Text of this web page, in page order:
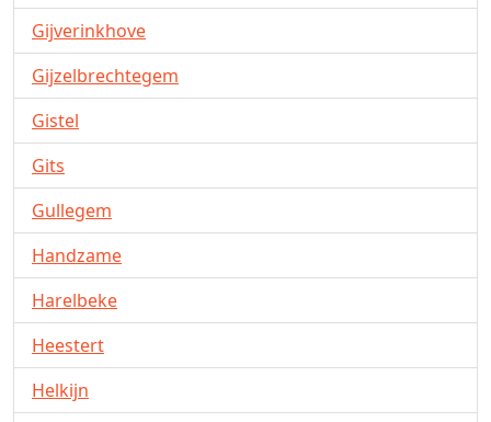
Gijverinkhove
Gijzelbrechtegem
Gistel
Gits
Gullegem
Handzame
Harelbeke
Heestert
Helkijn